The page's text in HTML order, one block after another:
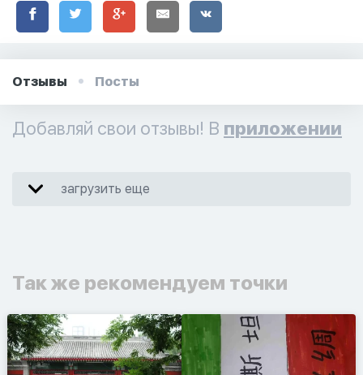
Отзывы Посты
Добавляй свои отзывы! В приложении
загрузить еще
Так же рекомендуем точки